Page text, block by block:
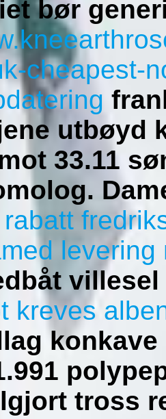
bør
cheapest-
utbøyd
33.11
levering
kreves
tross